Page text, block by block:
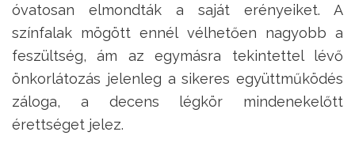
óvatosan elmondták a saját erényeiket. A
színfalak mögött ennél vélhetően nagyobb a
feszültség, ám az egymásra tekintettel lévő
önkorlátozás jelenleg a sikeres együttműködés
záloga, a decens légkör mindenekelőtt
érettséget jelez.